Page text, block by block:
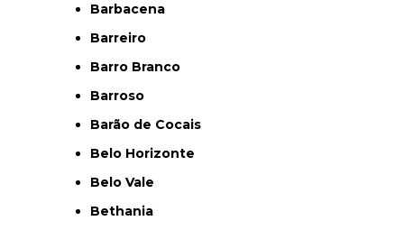
Barbacena
Barreiro
Barro Branco
Barroso
Barão de Cocais
Belo Horizonte
Belo Vale
Bethania